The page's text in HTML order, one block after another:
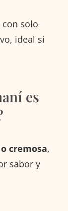
solo
ideal si
es
cremosa,
sabor y